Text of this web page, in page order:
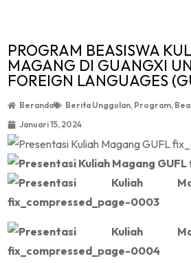
PROGRAM BEASISWA
MAGANG DI GUANGXI
FOREIGN LANGUAGES
Beranda Berita Unggulan, Program,
Januari 15, 2024